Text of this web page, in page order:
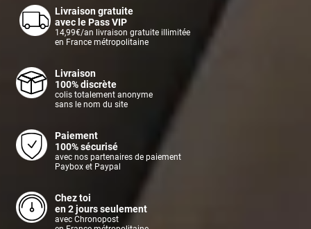
Livraison gratuite
avec le Pass VIP
14,99€/an livraison gratuite illimitée
en France métropolitaine
Livraison
100% discrète
colis totalement anonyme
sans le nom du site
Paiement
100% sécurisé
avec nos partenaires de paiement
Paybox et Paypal
Chez toi
en 2 jours seulement
avec Chronopost